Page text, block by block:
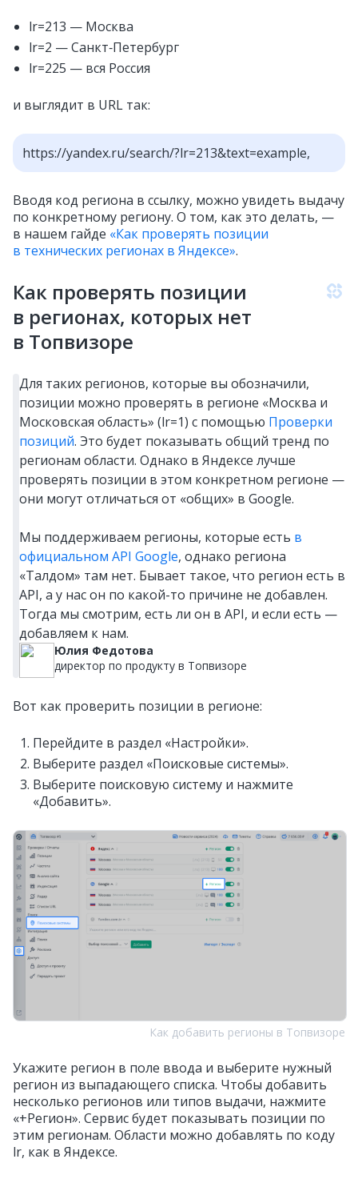
lr=213 — Москва
lr=2 — Санкт‑Петербург
lr=225 — вся Россия
и выглядит в URL так:
https://yandex.ru/search/?lr=213&text=example,
Вводя код региона в ссылку, можно увидеть выдачу
по конкретному региону. О том, как это делать, —
в нашем гайде «Как проверять позиции
в технических регионах в Яндексе».
Как проверять позиции
в регионах, которых нет
в Топвизоре
Для таких регионов, которые вы обозначили,
позиции можно проверять в регионе «Москва и
Московская область» (lr=1) с помощью Проверки
позиций. Это будет показывать общий тренд по
регионам области. Однако в Яндексе лучше
проверять позиции в этом конкретном регионе —
они могут отличаться от «общих» в Google.
Мы поддерживаем регионы, которые есть в
официальном API Google, однако региона
«Талдом» там нет. Бывает такое, что регион есть в
API, а у нас он по какой-то причине не добавлен.
Тогда мы смотрим, есть ли он в API, и если есть —
добавляем к нам.
Юлия Федотова
директор по продукту в Топвизоре
Вот как проверить позиции в регионе:
Перейдите в раздел «Настройки».
Выберите раздел «Поисковые системы».
Выберите поисковую систему и нажмите
«Добавить».
Как добавить регионы в Топвизоре
Укажите регион в поле ввода и выберите нужный
регион из выпадающего списка. Чтобы добавить
несколько регионов или типов выдачи, нажмите
«+Регион». Сервис будет показывать позиции по
этим регионам. Области можно добавлять по коду
lr, как в Яндексе.